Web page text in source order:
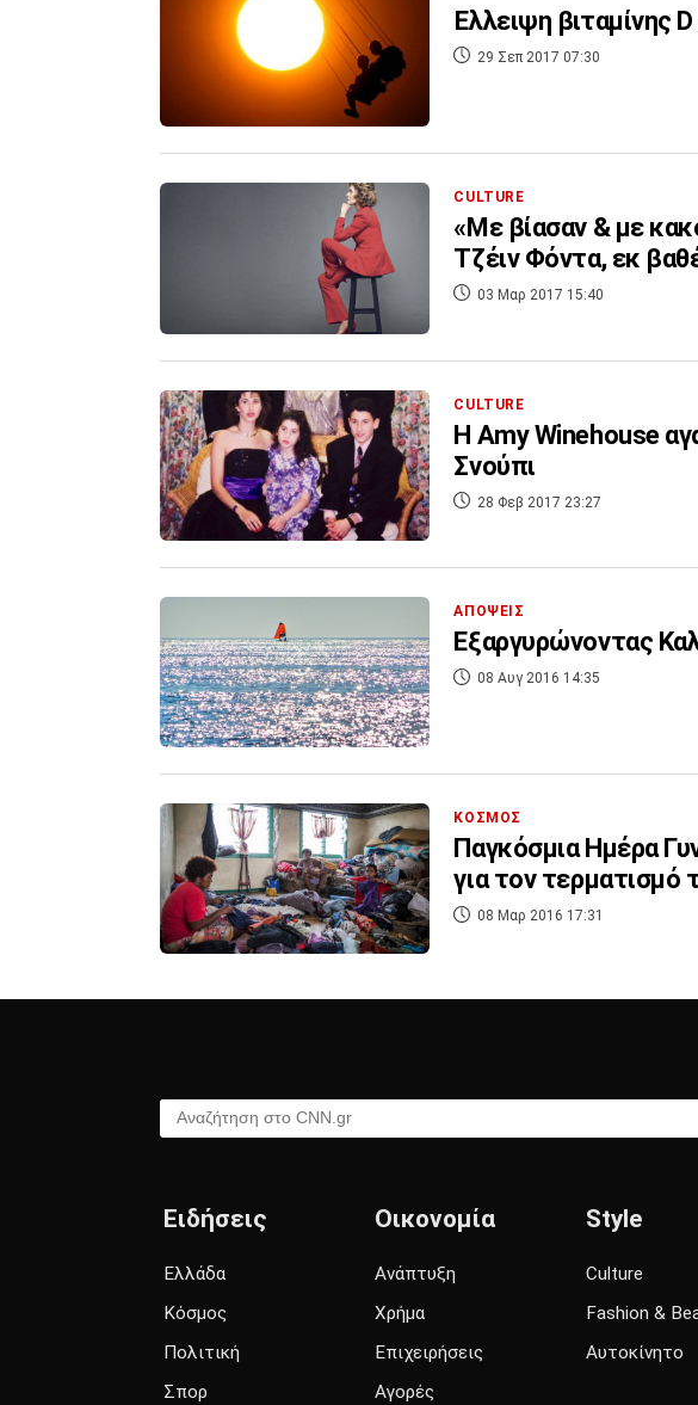
Έλλειψη βιταμίνης
29 Σεπ 2017 07:30
CULTURE
«Με βίασαν & με
Τζέιν Φόντα, εκ
03 Μαρ 2017 15:40
CULTURE
Η Αmy Winehouse
Σνούπι
28 Φεβ 2017 23:27
ΑΠΟΨΕΙΣ
Εξαργυρώνοντας
08 Αυγ 2016 14:35
ΚΟΣΜΟΣ
Παγκόσμια Ημέρα
για τον
08 Μαρ 2016 17:31
Αναζήτηση στο CNN.gr
Ειδήσεις
Ελλάδα
Κόσμος
Πολιτική
Σπορ
Οικονομία
Ανάπτυξη
Χρήμα
Επιχειρήσεις
Αγορές
Style
Culture
Fashion &
Αυτοκίνητο